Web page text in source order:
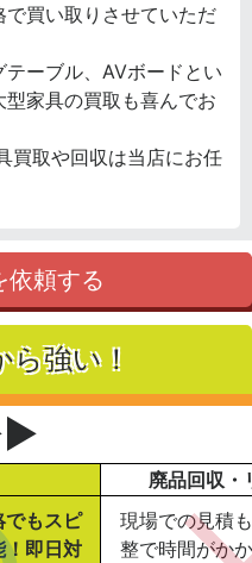
買い取りさせていただ
ーブル、AVボードとい
家具の買取も喜んでお
買取や回収は当店にお任
依頼する
ら強い！
廃品回収・
でもスピ
！即日対
現場での見積
整で時間がか